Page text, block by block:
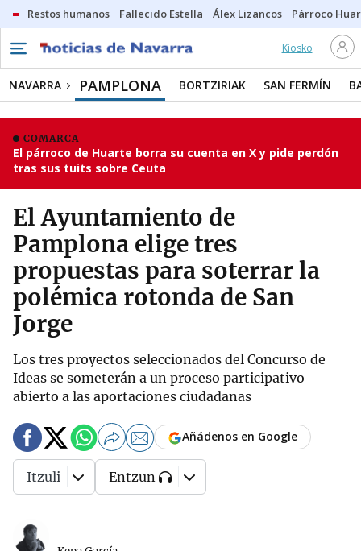
Restos humanos Fallecido Estella Álex Lizancos Párroco
Kiosko
NAVARRA PAMPLONA BORTZIRIAK SAN FERMÍN
COMARCA
El párroco de Huarte borra su cuenta en X y pide perdón
tras sus tuits sobre Ceuta
El Ayuntamiento de
Pamplona elige tres
propuestas para soterrar la
polémica rotonda de San
Jorge
Los tres proyectos seleccionados del Concurso de
Ideas se someterán a un proceso participativo
abierto a las aportaciones ciudadanas
Añádenos en Google
Itzuli Entzun